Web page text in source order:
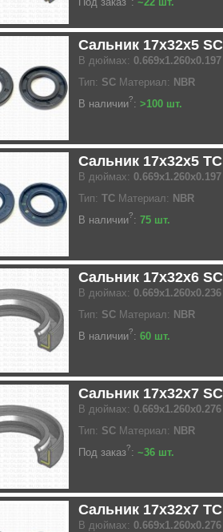
Сальник 17x32x5
В дюймах: 0.669x1.260x0.197
Тип: SC Материал: NBR
В наличии?: >100 шт.
Сальник 17x32x5
В дюймах: 0.669x1.260x0.197
Тип: TC Материал: NBR
В наличии?: 75 шт.
Сальник 17x32x6
В дюймах: 0.669x1.260x0.236
Тип: SC Материал: NBR
В наличии?: 60 шт.
Сальник 17x32x7
В дюймах: 0.669x1.260x0.276
Тип: SC Материал: NBR
Под заказ?: ~36 шт.
Сальник 17x32x7
В дюймах: 0.669x1.260x0.276